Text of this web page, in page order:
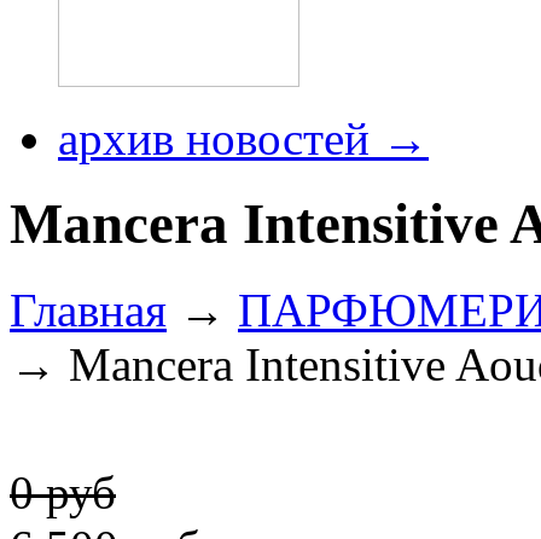
архив новостей →
Mancera Intensitive
Главная →
→ Mancera Intensitive
0 руб